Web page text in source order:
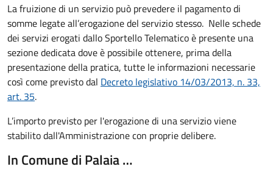
La fruizione di un servizio può prevedere il pagamento di
somme legate all’erogazione del servizio stesso. Nelle schede
dei servizi erogati dallo Sportello Telematico è presente una
sezione dedicata dove è possibile ottenere, prima della
presentazione della pratica, tutte le informazioni necessarie
così come previsto dal Decreto legislativo 14/03/2013, n. 33,
art. 35.
L’importo previsto per l'erogazione di una servizio viene
stabilito dall'Amministrazione con proprie delibere.
In Comune di Palaia …